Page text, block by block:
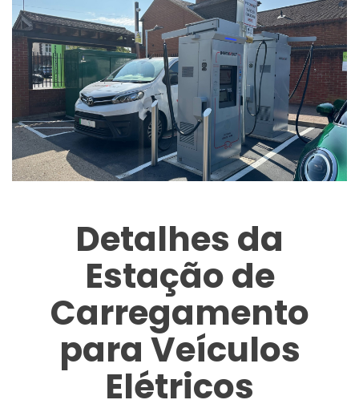
Detalhes da
Estação de
Carregamento
para Veículos
Elétricos